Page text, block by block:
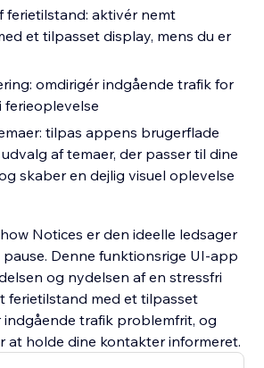
aktivér nemt
et tilpasset display, mens du er
omdirigér indgående trafik for
tilpas appens brugerflade
af temaer, der passer til dine
skaber en dejlig visuel oplevelse
Notices er den ideelle ledsager
Denne funktionsrige UI-app
og nydelsen af en stressfri
ferietilstand med et tilpasset
indgående trafik problemfrit, og
holde dine kontakter informeret.